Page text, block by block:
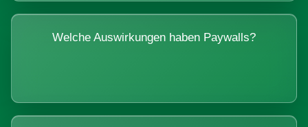
Welche Auswirkungen haben Paywalls?